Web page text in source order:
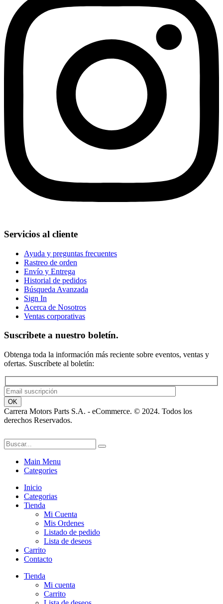
Servicios al cliente
Ayuda y preguntas frecuentes
Rastreo de orden
Envío y Entrega
Historial de pedidos
Búsqueda Avanzada
Sign In
Acerca de Nosotros
Ventas corporativas
Suscribete a nuestro boletín.
Obtenga toda la información más reciente sobre eventos, ventas y
ofertas. Suscríbete al boletín:
Carrera Motors Parts S.A. - eCommerce. © 2024. Todos los
derechos Reservados.
Main Menu
Categories
Inicio
Categorias
Tienda
Mi Cuenta
Mis Ordenes
Listado de pedido
Lista de deseos
Carrito
Contacto
Tienda
Mi cuenta
Carrito